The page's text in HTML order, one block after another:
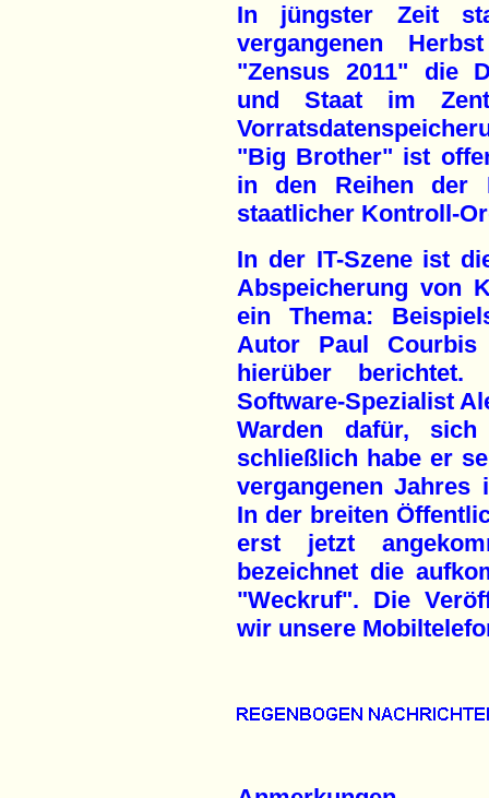
In jüngster Zeit
vergangenen
"Zensus 2011" die
und Staat im
"Big Brother" ist
in den Reihen der
staatlicher Kontroll-
In der IT-Szene ist
Abspeicherung von
ein Thema:
Autor Paul
hierüber berichtet.
Software-Spezialist
Warden dafür,
schließlich habe er
vergangenen Jahres
In der breiten
erst jetzt
bezeichnet die
"Weckruf". Die
wir unsere